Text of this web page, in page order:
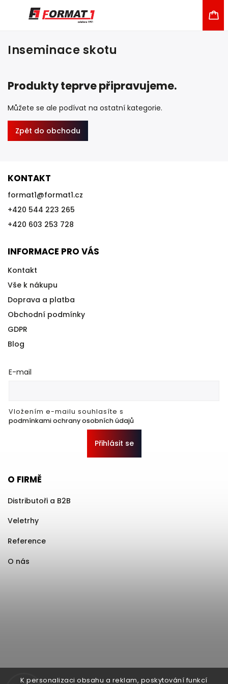
K personalizaci obsahu a reklam, poskytování funkcí
Inseminace skotu
Produkty teprve připravujeme.
Můžete se ale podívat na ostatní kategorie.
Zpět do obchodu
KONTAKT
format1@format1.cz
+420 544 223 265
+420 603 253 728
INFORMACE PRO VÁS
Kontakt
Vše k nákupu
Doprava a platba
Obchodní podmínky
GDPR
Blog
E-mail
Vložením e-mailu souhlasíte s
podmínkami ochrany osobních údajů
Přihlásit se
O FIRMĚ
Distributoři a B2B
Veletrhy
Reference
O nás